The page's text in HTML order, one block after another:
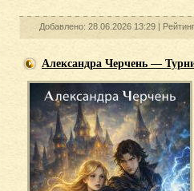
Добавлено: 28.06.2026 13:29 |
Александра Черчень —